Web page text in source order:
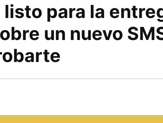
para la
un nuevo